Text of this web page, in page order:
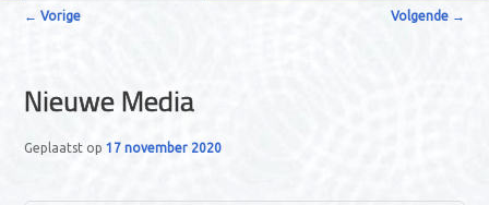
primaire
secundaire
B
t
← Vorige Volgende →
Nieuwe Media
Geplaatst op17 november 2020